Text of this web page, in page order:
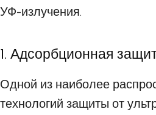
УФ-излучения.
1. Адсорбционная
Одной из наиболее
технологий защиты от